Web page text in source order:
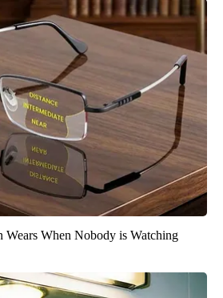
Wears When Nobody is Watching